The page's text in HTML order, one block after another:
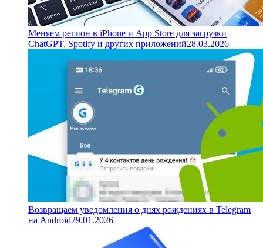
Меняем регион в iPhone и App Store для загрузки
ChatGPT, Spotify и других приложений28.03.2026
Возвращаем уведомления о днях рождениях в Telegram
на Android29.01.2026